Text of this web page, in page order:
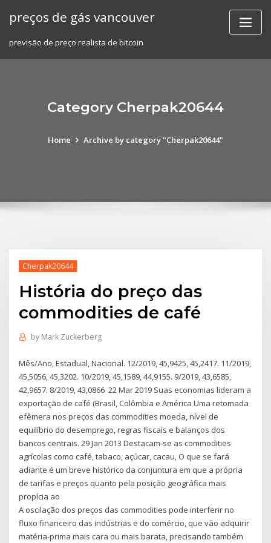
preços de gás vancouver
previsão de preço realista de bitcoin
Category Cherpak20644
Home Archive by category "Cherpak20644"
Cherpak20644
História do preço das
commodities de café
by Mark Zuckerberg
Mês/Ano, Estadual, Nacional. 12/2019, 45,9425, 45,2417. 11/2019,
45,5056, 45,3202. 10/2019, 45,1589, 44,9155. 9/2019, 43,6585,
42,9657. 8/2019, 43,0866 22 Mar 2019 Suas economias lideram a
exportação de café (Brasil, Colômbia e América Uma retomada
efêmera nos preços das commodities moeda, nível de
equilíbrio do desemprego, regras fiscais e balanços dos
bancos centrais. 29 Jan 2013 Destacam-se as commodities
agrícolas como café, tabaco, açúcar, cacau, O que se fará
adiante é um breve histórico da conjuntura em que a própria
de tarifas e preços quanto pela posição geográfica mais
propícia ao
A oscilação dos preços das commodities pode interferir no
fluxo financeiro das indústrias e do comércio, que vão adquirir
matéria-prima mais cara ou mais barata, precisando também